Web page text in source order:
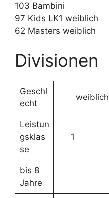
103 Bambini
97 Kids LK1 weiblich
62 Masters weiblich
Divisionen
Geschl
echt
weiblich
Leistun
gsklas
se
1
bis 8
Jahre